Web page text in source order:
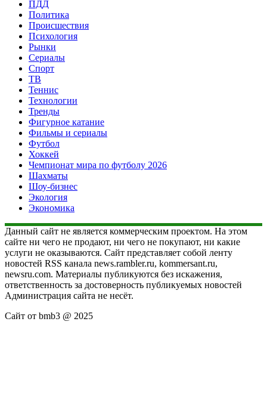
ПДД
Политика
Происшествия
Психология
Рынки
Сериалы
Спорт
ТВ
Теннис
Технологии
Тренды
Фигурное катание
Фильмы и сериалы
Футбол
Хоккей
Чемпионат мира по футболу 2026
Шахматы
Шоу-бизнес
Экология
Экономика
Данный сайт не является коммерческим проектом. На этом
сайте ни чего не продают, ни чего не покупают, ни какие
услуги не оказываются. Сайт представляет собой ленту
новостей RSS канала news.rambler.ru, kommersant.ru,
newsru.com. Материалы публикуются без искажения,
ответственность за достоверность публикуемых новостей
Администрация сайта не несёт.
Сайт от bmb3 @ 2025